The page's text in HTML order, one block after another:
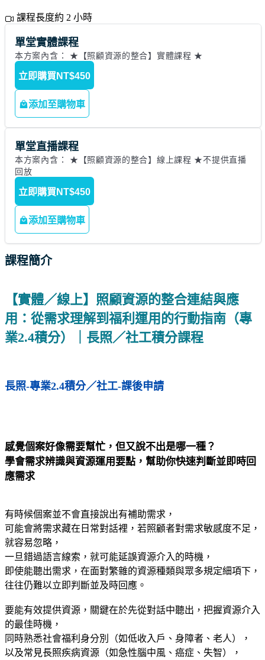
課程長度約 2 小時
單堂實體課程
本方案內含： ★【照顧資源的整合】實體課程 ★
立即購買 NT$450
添加至購物車
單堂直播課程
本方案內含： ★【照顧資源的整合】線上課程 ★不提供直播
回放
立即購買 NT$450
添加至購物車
課程簡介
【實體／線上】照顧資源的整合連結與應
用：從需求理解到福利運用的行動指南（專
業2.4積分）｜長照／社工積分課程
長照-專業2.4積分／社工-課後申請
感覺個案好像需要幫忙，但又說不出是哪一種？
學會需求辨識與資源運用要點，幫助你快速判斷並即時回
應需求
有時候個案並不會直接說出有補助需求，
可能會將需求藏在日常對話裡，若照顧者對需求敏感度不足，
就容易忽略，
一旦錯過語言線索，就可能延誤資源介入的時機，
即使能聽出需求，在面對繁雜的資源種類與眾多規定細項下，
往往仍難以立即判斷並及時回應。
要能有效提供資源，關鍵在於先從對話中聽出，把握資源介入
的最佳時機，
同時熟悉社會福利身分別（如低收入戶、身障者、老人），
以及常見長照疾病資源（如急性腦中風、癌症、失智），